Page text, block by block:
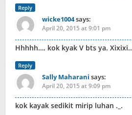
Reply
wicke1004says:
April 20, 2015 at 9:01 pm
Hhhhh…. kok kyak V bts ya. Xixixi..
Reply
Sally Maharani says:
April 20, 2015 at 9:09 pm
kok kayak sedikit mirip luhan ._.